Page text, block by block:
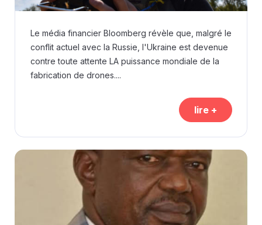
Le média financier Bloomberg révèle que, malgré le
conflit actuel avec la Russie, l'Ukraine est devenue
contre toute attente LA puissance mondiale de la
fabrication de drones....
lire +